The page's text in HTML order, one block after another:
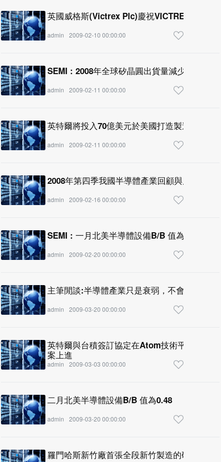
英國威格斯(Victrex Plc)慶祝VICTREX®
admin 2009-02-10 00:00:00
SEMI : 2008年全球矽晶圓出貨量減少6%
admin 2009-02-11 00:00:00
英特爾將投入70億美元於美國打造製造設施
admin 2009-02-11 00:00:00
2008年第四季我國半導體產業回顧與展望
admin 2009-02-16 00:00:00
admin 2009-02-20 00:00:00
主筆閒談:半導體產業只是衰弱，不會消失！
admin 2009-03-20 00:00:00
英特爾與台積簽訂協定在Atom技術平台、矽
案上進
admin 2009-03-03 00:00:00
二月北美半導體設備B/B 值為0.48
admin 2009-03-20 00:00:00
羅門哈斯新竹廠首張全段新竹製造的研磨墊訂